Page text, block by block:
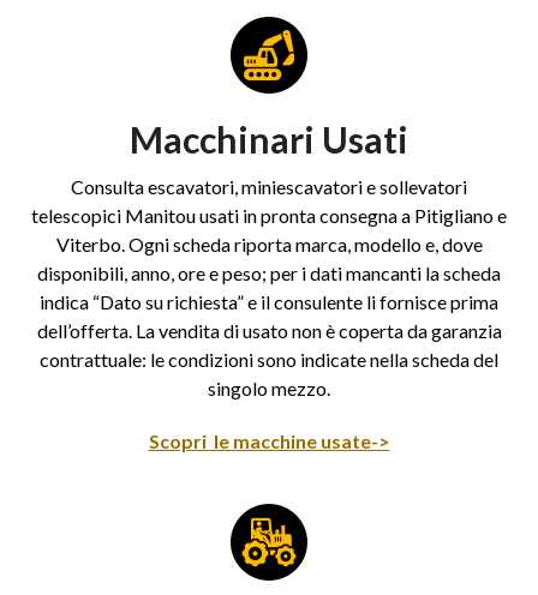
Macchinari Usati
Consulta escavatori, miniescavatori e sollevatori
telescopici Manitou usati in pronta consegna a Pitigliano e
Viterbo. Ogni scheda riporta marca, modello e, dove
disponibili, anno, ore e peso; per i dati mancanti la scheda
indica “Dato su richiesta” e il consulente li fornisce prima
dell’offerta. La vendita di usato non è coperta da garanzia
contrattuale: le condizioni sono indicate nella scheda del
singolo mezzo.
Scopri le macchine usate->